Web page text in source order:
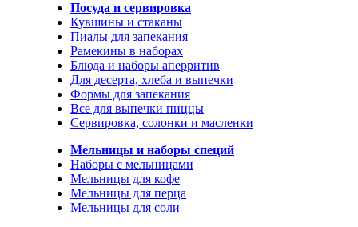
Посуда и сервировка
Кувшины и стаканы
Пиалы для запекания
Рамекины в наборах
Блюда и наборы аперритив
Для десерта, хлеба и выпечки
Формы для запекания
Все для выпечки пиццы
Сервировка, солонки и масленки
Мельницы и наборы специй
Наборы с мельницами
Мельницы для кофе
Мельницы для перца
Мельницы для соли